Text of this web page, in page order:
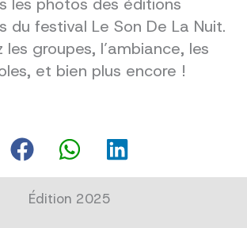
les photos des éditions
du festival Le Son De La Nuit.
les groupes, l’ambiance, les
et bien plus encore !
Édition 2025